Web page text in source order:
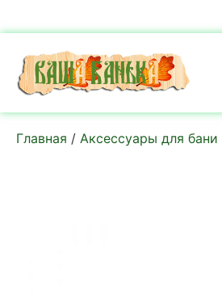
Главная / Аксессуары для бани